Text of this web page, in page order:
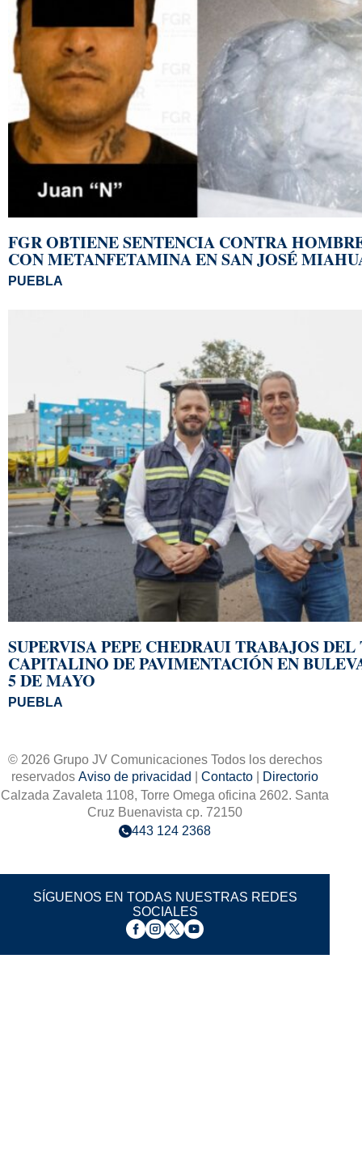
FGR OBTIENE SENTENCIA CONTRA
CON METANFETAMINA EN SAN JOSÉ
PUEBLA
SUPERVISA PEPE CHEDRAUI TRABAJOS DEL
CAPITALINO DE PAVIMENTACIÓN EN
5 DE MAYO
PUEBLA
© 2026 Grupo JV Comunicaciones Todos los derechos
reservados Aviso de privacidad Contacto
Directorio
Calzada Zavaleta 1108, Torre Omega oficina 2602. Santa
Cruz Buenavista cp. 72150
443 124 2368
SÍGUENOS EN TODAS NUESTRAS REDES
SOCIALES